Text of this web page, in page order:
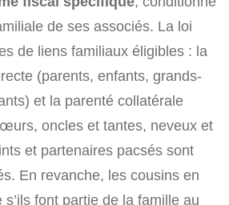
de ses associés. La loi
de liens familiaux éligibles : la
(parents, enfants, grands-
et la parenté collatérale
oncles et tantes, neveux et
et partenaires pacsés sont
En revanche, les cousins en
font partie de la famille au